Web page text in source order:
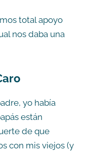
total apoyo
nos daba una
yo había
están
de que
con mis viejos (y